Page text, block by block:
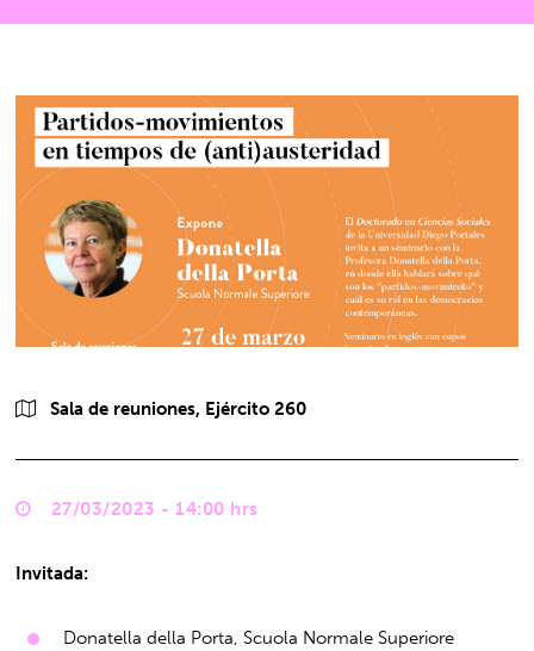
Sala de reuniones, Ejército 260
27/03/2023 - 14:00 hrs
Invitada:
Donatella della Porta, Scuola Normale Superiore